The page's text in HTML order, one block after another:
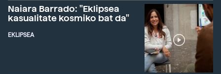
Naiara Barrado: "Eklipsea
kasualitate kosmiko bat da"
EKLIPSEA